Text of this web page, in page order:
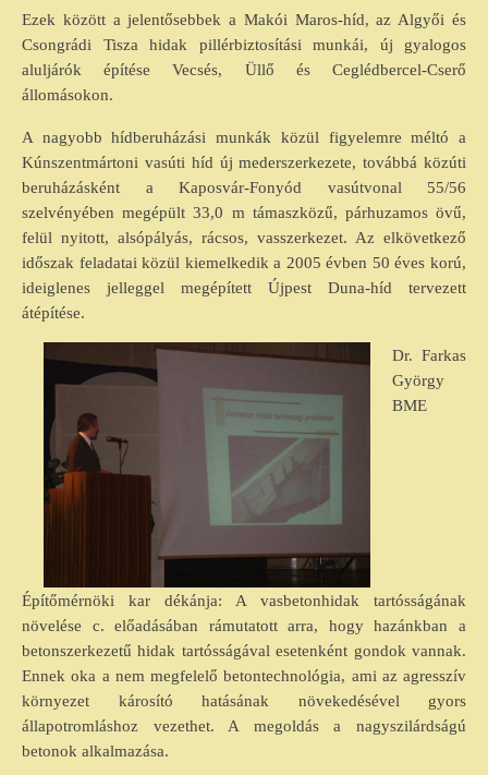
Ezek között a jelentősebbek a Makói Maros-híd, az Algyői és
Csongrádi Tisza hidak pillérbiztosítási munkái, új gyalogos
aluljárók építése Vecsés, Üllő és Ceglédbercel-Cserő
állomásokon.
A nagyobb hídberuházási munkák közül figyelemre méltó a
Kúnszentmártoni vasúti híd új mederszerkezete, továbbá közúti
beruházásként a Kaposvár-Fonyód vasútvonal 55/56
szelvényében megépült 33,0 m támaszközű, párhuzamos övű,
felül nyitott, alsópályás, rácsos, vasszerkezet. Az elkövetkező
időszak feladatai közül kiemelkedik a 2005 évben 50 éves korú,
ideiglenes jelleggel megépített Újpest Duna-híd tervezett
átépítése.
Dr. Farkas
György
BME
Építőmérnöki kar dékánja: A vasbetonhidak tartósságának
növelése c. előadásában rámutatott arra, hogy hazánkban a
betonszerkezetű hidak tartósságával esetenként gondok vannak.
Ennek oka a nem megfelelő betontechnológia, ami az agresszív
környezet károsító hatásának növekedésével gyors
állapotromláshoz vezethet. A megoldás a nagyszilárdságú
betonok alkalmazása.